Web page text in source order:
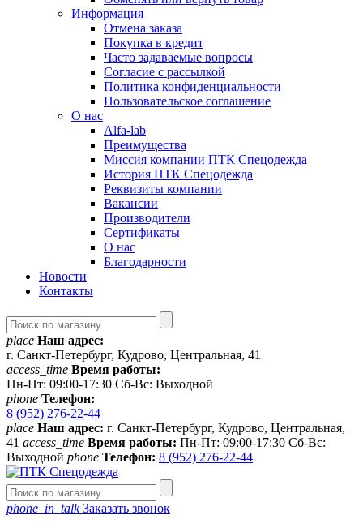
Информация
Отмена заказа
Покупка в кредит
Часто задаваемые вопросы
Согласие с рассылкой
Политика конфиденциальности
Пользовательское соглашение
О нас
Alfa-lab
Преимущества
Миссия компании ПТК Спецодежда
История ПТК Спецодежда
Реквизиты компании
Вакансии
Производители
Сертификаты
О нас
Благодарности
Новости
Контакты
place Наш адрес:
г. Санкт-Петербург, Кудрово, Центральная, 41
access_time Время работы:
Пн-Пт: 09:00-17:30 Сб-Вс: Выходной
phone Телефон:
8 (952) 276-22-44
place Наш адрес: г. Санкт-Петербург, Кудрово, Центральная,
41 access_time Время работы: Пн-Пт: 09:00-17:30 Сб-Вс:
Выходной phone Телефон: 8 (952) 276-22-44
phone_in_talkЗаказать звонок